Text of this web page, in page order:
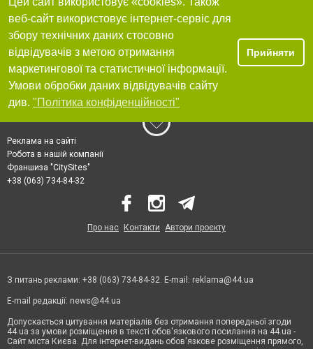
веб-сайт використовує інтернет-сервіс для
збору технічних даних стосовно
відвідувачів з метою отримання
маркетингової та статистичної інформації.
Умови обробки даних відвідувачів сайту
див. "Політика конфіденційності"
Прийняти
Реклама на сайті
Робота в нашій компанії
Франшиза "CitySites"
+38 (063) 734-84-32
Про нас Контакти Автори проєкту
З питань реклами: +38 (063) 734-84-32. E-mail: reklama@44.ua
E-mail редакції: news@44.ua
Допускається цитування матеріалів без отримання попередньої згоди
44.ua за умови розміщення в тексті обов'язкового посилання на 44.ua -
Сайт міста Києва. Для інтернет-видань обов'язкове розміщення прямого,